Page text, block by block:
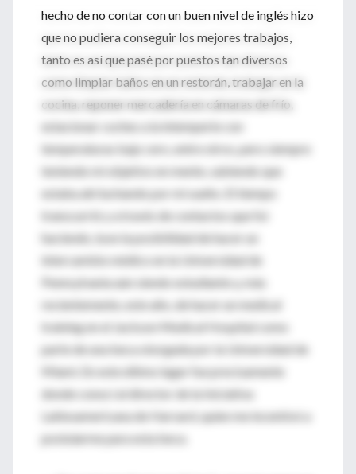
hecho de no contar con un buen nivel de inglés hizo
que no pudiera conseguir los mejores trabajos,
tanto es así que pasé por puestos tan diversos
como limpiar baños en un restorán, trabajar en la
cocina, reponer mercadería en cámaras de frío,
estacionar coches a la intemperie con
temperaturas bajo cero, entre otros, pero siempre
teniendo mi objetivo en mente, sabiendo que
estaba ahí luchando por mi sueño. El tiempo
transcurrió y a través de contactos que fui
haciendo, tuve la posibilidad de hacer un
intercambio médico en la Universidad de
Pennsylvania aún siendo estudiante y, más
recientemente, este año, de hacer un medical
training en el Jackson Medical Hospital como
parte de una beca otorgada por la Universidad de
Miami. En este último lugar fue precisamente
donde conocí al director de la Iniciativa
Latinoamericana de Harvard, quien me incentivó a
postularme para esta beca.